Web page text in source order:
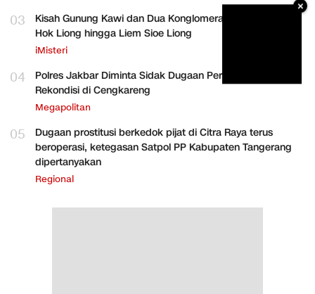
03
Kisah Gunung Kawi dan Dua Konglomerat Indonesia Ong
Hok Liong hingga Liem Sioe Liong
iMisteri
04
Polres Jakbar Diminta Sidak Dugaan Perakitan HP
Rekondisi di Cengkareng
Megapolitan
05
Dugaan prostitusi berkedok pijat di Citra Raya terus
beroperasi, ketegasan Satpol PP Kabupaten Tangerang
dipertanyakan
Regional
×